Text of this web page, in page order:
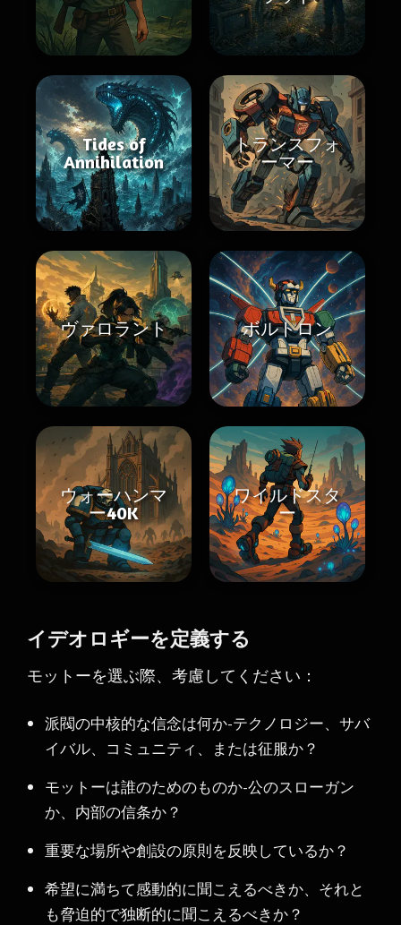
Tides of
Annihilation
トランスフォ
ーマー
ヴァロラント ボルトロン
ウォーハンマ
ー40K
ワイルドスタ
ー
イデオロギーを定義する
モットーを選ぶ際、考慮してください：
派閥の中核的な信念は何か-テクノロジー、サバ
イバル、コミュニティ、または征服か？
モットーは誰のためのものか-公のスローガン
か、内部の信条か？
重要な場所や創設の原則を反映しているか？
希望に満ちて感動的に聞こえるべきか、それと
も脅迫的で独断的に聞こえるべきか？